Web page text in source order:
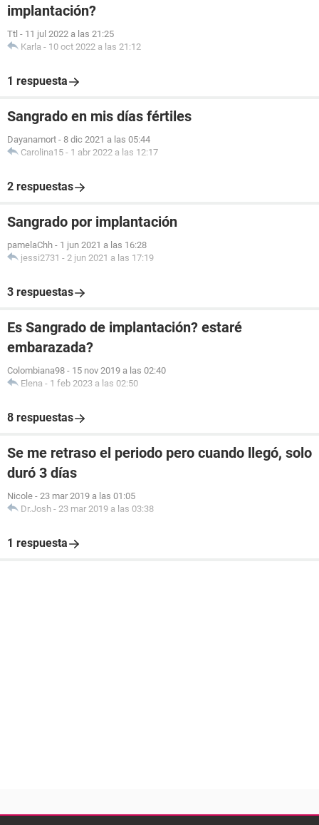
implantación?
Ttl - 11 jul 2022 a las 21:25
Karla - 10 oct 2022 a las 21:12
1 respuesta
Sangrado en mis días fértiles
Dayanamort - 8 dic 2021 a las 05:44
Carolina15 - 1 abr 2022 a las 12:17
2 respuestas
Sangrado por implantación
pamelaChh - 1 jun 2021 a las 16:28
jessi2731 - 2 jun 2021 a las 17:19
3 respuestas
Es Sangrado de implantación? estaré
embarazada?
Colombiana98 - 15 nov 2019 a las 02:40
Elena - 1 feb 2023 a las 02:50
8 respuestas
Se me retraso el periodo pero cuando llegó, solo
duró 3 días
Nicole - 23 mar 2019 a las 01:05
Dr.Josh - 23 mar 2019 a las 03:38
1 respuesta